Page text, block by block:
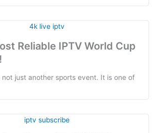
Reliable IPTV World Cup
not just another sports event. It is one of